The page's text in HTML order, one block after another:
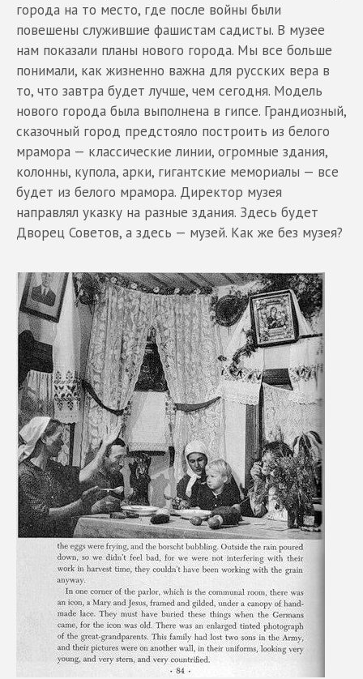
города на то место, где после войны были
повешены служившие фашистам садисты. В музее
нам показали планы нового города. Мы все больше
понимали, как жизненно важна для русских вера в
то, что завтра будет лучше, чем сегодня. Модель
нового города была выполнена в гипсе. Грандиозный,
сказочный город предстояло построить из белого
мрамора — классические линии, огромные здания,
колонны, купола, арки, гигантские мемориалы — все
будет из белого мрамора. Директор музея
направлял указку на разные здания. Здесь будет
Дворец Советов, а здесь — музей. Как же без музея?